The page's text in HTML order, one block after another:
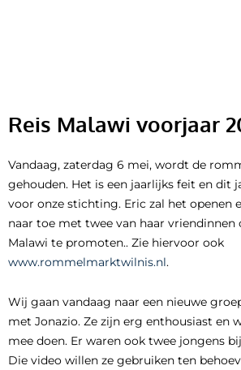
Reis Malawi voorjaar
Vandaag, zaterdag 6 mei, wordt de
gehouden. Het is een jaarlijks feit en dit
voor onze stichting. Eric zal het openen
naar toe met twee van haar vriendinnen
Malawi te promoten.. Zie hiervoor ook
www.rommelmarktwilnis.nl.
Wij gaan vandaag naar een nieuwe
met Jonazio. Ze zijn erg enthousiast en
mee doen. Er waren ook twee jongens
Die video willen ze gebruiken ten